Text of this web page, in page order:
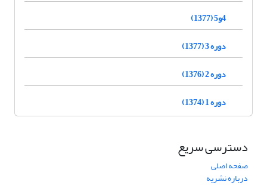
4و5 (1377)
دوره 3 (1377)
دوره 2 (1376)
دوره 1 (1374)
دسترسی سریع
صفحه اصلی
درباره نشریه